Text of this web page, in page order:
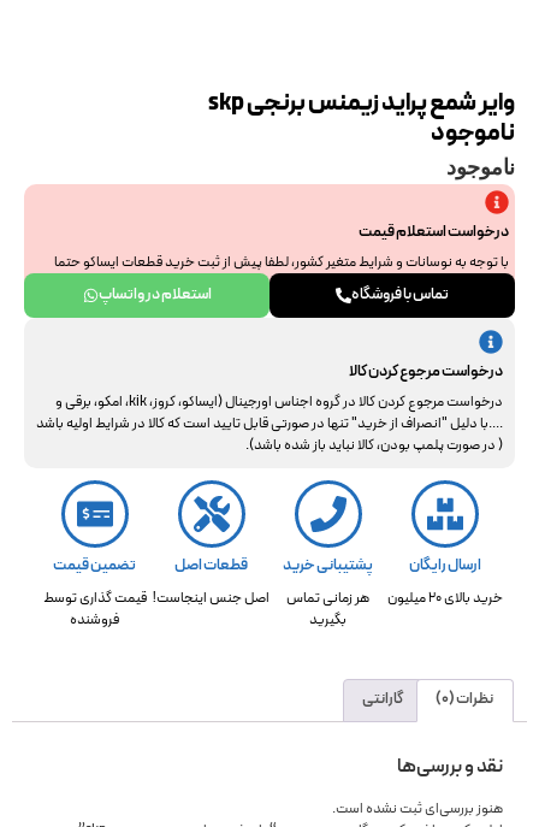
وایر شمع پراید زیمنس برنجی skp
ناموجود
ناموجود
درخواست استعلام قیمت
با توجه به نوسانات و شرایط متغیر کشور، لطفا پیش از ثبت خرید قطعات ایساکو حتما
جهت استعلام نهایی با ما هماهنگ فرمایید. از همراهی و درک شما سپاسگزاریم.
تماس با فروشگاه استعلام در واتساپ
درخواست مرجوع کردن کالا
درخواست مرجوع کردن کالا در گروه اجناس اورجینال (ایساکو، کروز، kik، امکو، برقی و
....با دلیل "انصراف از خرید" تنها در صورتی قابل تایید است که کالا در شرایط اولیه باشد
( در صورت پلمپ بودن، کالا نباید باز شده باشد).
ارسال رایگان
خرید بالای 20 میلیون
پشتیبانی خرید
هر زمانی تماس
بگیرید
قطعات اصل
اصل جنس اینجاست!
تضمین قیمت
قیمت گذاری توسط
فروشنده
نظرات (0) گارانتی
نقد و بررسی‌ها
هنوز بررسی‌ای ثبت نشده است.